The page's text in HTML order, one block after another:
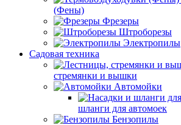
(Фены)
Фрезеры
Штроборезы
Электропилы
Садовая техника
стремянки и вышки
Автомойки
шланги для автомоек
Бензопилы